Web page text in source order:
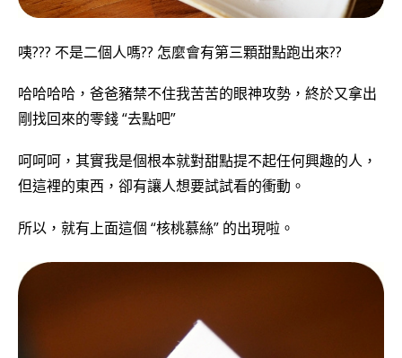
咦??? 不是二個人嗎?? 怎麼會有第三顆甜點跑出來??
哈哈哈哈，爸爸豬禁不住我苦苦的眼神攻勢，終於又拿出
剛找回來的零錢 “去點吧”
呵呵呵，其實我是個根本就對甜點提不起任何興趣的人，
但這裡的東西，卻有讓人想要試試看的衝動。
所以，就有上面這個 “核桃慕絲” 的出現啦。